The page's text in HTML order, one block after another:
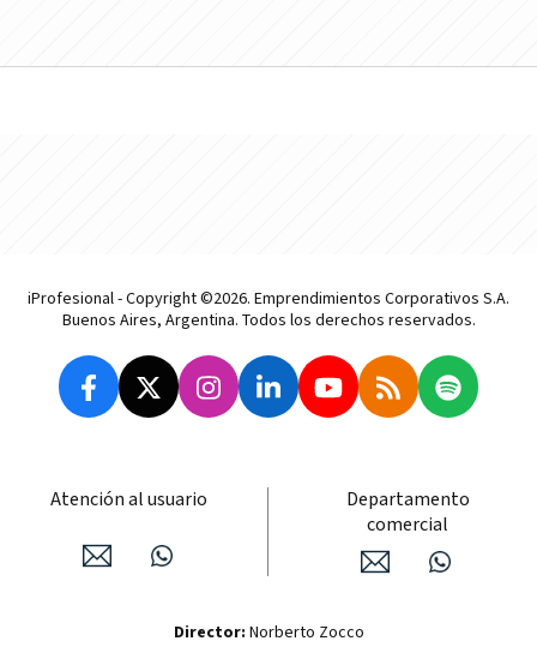
iProfesional - Copyright ©2026. Emprendimientos Corporativos S.A.
Buenos Aires, Argentina. Todos los derechos reservados.
Atención al usuario
Departamento
comercial
Director: Norberto Zocco